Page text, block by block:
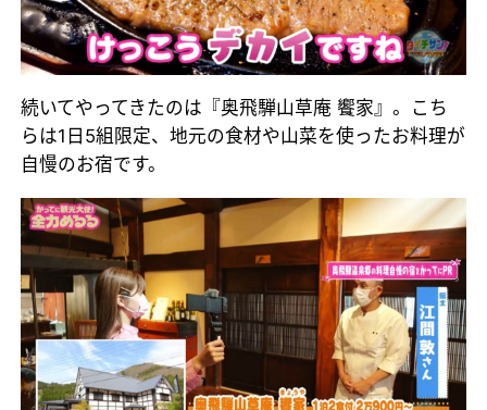
続いてやってきたのは『奥飛騨山草庵 饗家』。こち
らは1日5組限定、地元の食材や山菜を使ったお料理が
自慢のお宿です。